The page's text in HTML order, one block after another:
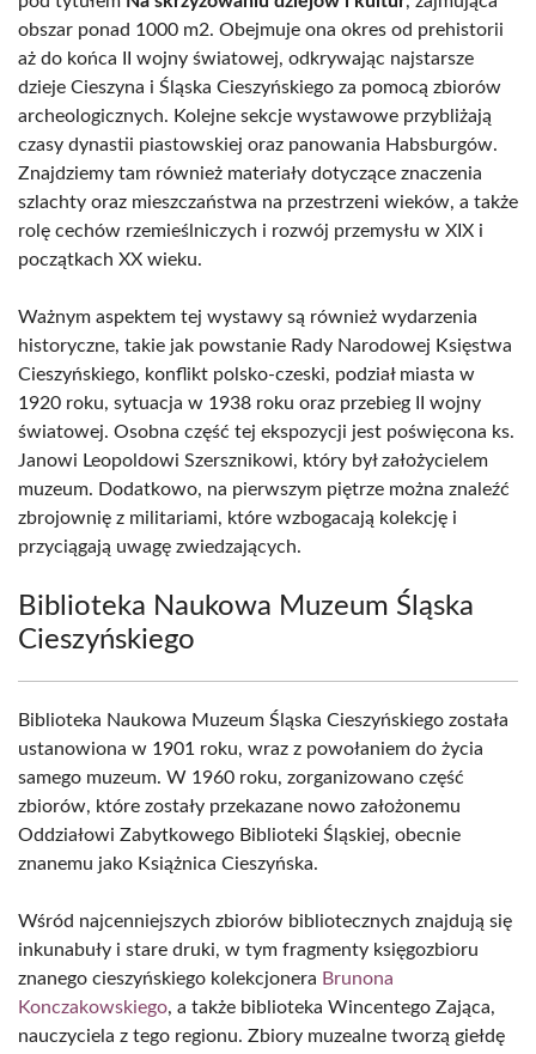
obszar ponad 1000 m2. Obejmuje ona okres od prehistorii
aż do końca II wojny światowej, odkrywając najstarsze
dzieje Cieszyna i Śląska Cieszyńskiego za pomocą zbiorów
archeologicznych. Kolejne sekcje wystawowe przybliżają
czasy dynastii piastowskiej oraz panowania Habsburgów.
Znajdziemy tam również materiały dotyczące znaczenia
szlachty oraz mieszczaństwa na przestrzeni wieków, a także
rolę cechów rzemieślniczych i rozwój przemysłu w XIX i
początkach XX wieku.
Ważnym aspektem tej wystawy są również wydarzenia
historyczne, takie jak powstanie Rady Narodowej Księstwa
Cieszyńskiego, konflikt polsko-czeski, podział miasta w
1920 roku, sytuacja w 1938 roku oraz przebieg II wojny
światowej. Osobna część tej ekspozycji jest poświęcona ks.
Janowi Leopoldowi Szersznikowi, który był założycielem
muzeum. Dodatkowo, na pierwszym piętrze można znaleźć
zbrojownię z militariami, które wzbogacają kolekcję i
przyciągają uwagę zwiedzających.
Biblioteka Naukowa Muzeum Śląska
Cieszyńskiego
Biblioteka Naukowa Muzeum Śląska Cieszyńskiego została
ustanowiona w 1901 roku, wraz z powołaniem do życia
samego muzeum. W 1960 roku, zorganizowano część
zbiorów, które zostały przekazane nowo założonemu
Oddziałowi Zabytkowego Biblioteki Śląskiej, obecnie
znanemu jako Książnica Cieszyńska.
Wśród najcenniejszych zbiorów bibliotecznych znajdują się
inkunabuły i stare druki, w tym fragmenty księgozbioru
znanego cieszyńskiego kolekcjonera Brunona
Konczakowskiego, a także biblioteka Wincentego Zająca,
nauczyciela z tego regionu. Zbiory muzealne tworzą giełdę